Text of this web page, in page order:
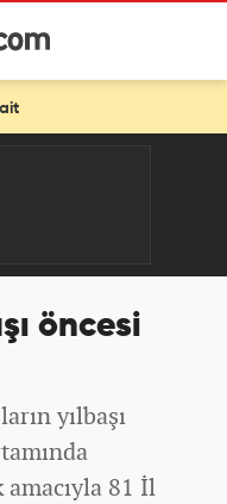
öncesi
yılbaşı
81 İl